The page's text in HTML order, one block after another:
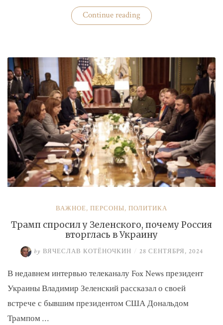
Continue reading«Бизнес
«добровольных
ВАЖНОЕ, ПЕРСОНЫ, ПОЛИТИКА
Трамп спросил у Зеленского, почему Россия
вторглась в Украину
by ВЯЧЕСЛАВ КОТЁНОЧКИН / 28 СЕНТЯБРЯ, 2024
В недавнем интервью телеканалу Fox News президент
Украины Владимир Зеленский рассказал о своей
встрече с бывшим президентом США Дональдом
Трампом …